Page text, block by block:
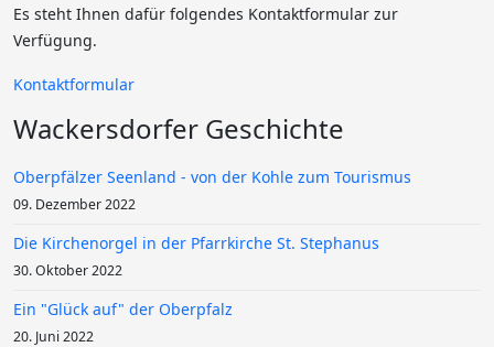
Es steht Ihnen dafür folgendes Kontaktformular zur
Verfügung.
Kontaktformular
Wackersdorfer Geschichte
Oberpfälzer Seenland - von der Kohle zum Tourismus
09. Dezember 2022
Die Kirchenorgel in der Pfarrkirche St. Stephanus
30. Oktober 2022
Ein "Glück auf" der Oberpfalz
20. Juni 2022